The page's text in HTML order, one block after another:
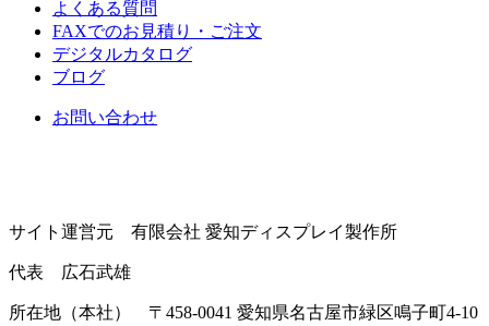
よくある質問
FAXでのお見積り・ご注文
デジタルカタログ
ブログ
お問い合わせ
サイト運営元 有限会社 愛知ディスプレイ製作所
代表 広石武雄
所在地（本社） 〒458-0041 愛知県名古屋市緑区鳴子町4-10